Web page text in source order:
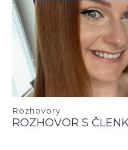
Rozhovory
ROZHOVOR S